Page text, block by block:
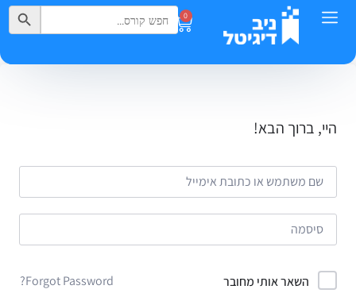
0
Search
for:
Search Button
היי, ברוך הבא!
השאר אותי מחובר Forgot Password?